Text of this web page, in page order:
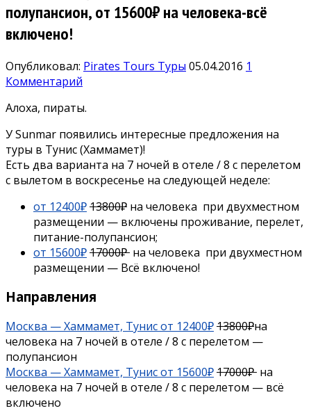
полупансион, от 15600₽ на человека-всё
включено!
Опубликовал: Pirates Tours Туры 05.04.2016 1
Комментарий
Алоха, пираты.
У Sunmar появились интересные предложения на
туры в Тунис (Хаммамет)!
Есть два варианта на 7 ночей в отеле / 8 с перелетом
с вылетом в воскресенье на следующей неделе:
от 12400₽13800₽ на человека при двухместном
размещении — включены проживание, перелет,
питание-полупансион;
от 15600₽17000₽ на человека при двухместном
размещении — Всё включено!
Направления
Москва — Хаммамет, Тунис от 12400₽13800₽на
человека на 7 ночей в отеле / 8 с перелетом —
полупансион
Москва — Хаммамет, Тунис от 15600₽17000₽ на
человека на 7 ночей в отеле / 8 с перелетом — всё
включено